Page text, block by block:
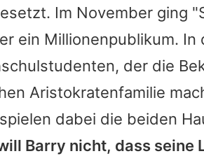
Im November ging
ein Millionenpublikum. In
der die
Aristokratenfamilie
dabei die beiden
Barry nicht, dass seine